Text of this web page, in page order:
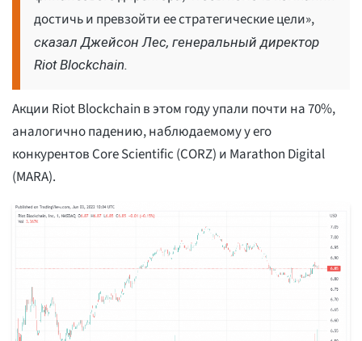
достичь и превзойти ее стратегические цели»,
сказал Джейсон Лес, генеральный директор
Riot Blockchain.
Акции Riot Blockchain в этом году упали почти на 70%,
аналогично падению, наблюдаемому у его
конкурентов Core Scientific (CORZ) и Marathon Digital
(MARA).